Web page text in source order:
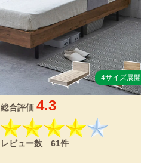
4サイズ展開
総合評価 4.3
レビュー数 61件